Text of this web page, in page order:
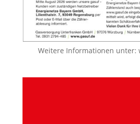
Weitere Informationen unter: